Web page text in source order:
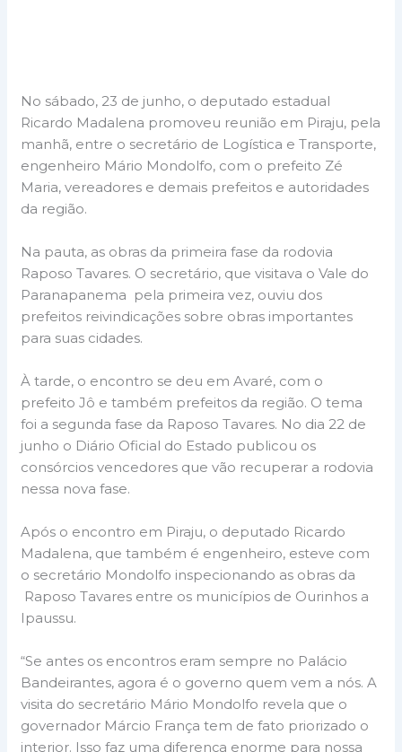
No sábado, 23 de junho, o deputado estadual
Ricardo Madalena promoveu reunião em Piraju, pela
manhã, entre o secretário de Logística e Transporte,
engenheiro Mário Mondolfo, com o prefeito Zé
Maria, vereadores e demais prefeitos e autoridades
da região.
Na pauta, as obras da primeira fase da rodovia
Raposo Tavares. O secretário, que visitava o Vale do
Paranapanema pela primeira vez, ouviu dos
prefeitos reivindicações sobre obras importantes
para suas cidades.
À tarde, o encontro se deu em Avaré, com o
prefeito Jô e também prefeitos da região. O tema
foi a segunda fase da Raposo Tavares. No dia 22 de
junho o Diário Oficial do Estado publicou os
consórcios vencedores que vão recuperar a rodovia
nessa nova fase.
Após o encontro em Piraju, o deputado Ricardo
Madalena, que também é engenheiro, esteve com
o secretário Mondolfo inspecionando as obras da
Raposo Tavares entre os municípios de Ourinhos a
Ipaussu.
“Se antes os encontros eram sempre no Palácio
Bandeirantes, agora é o governo quem vem a nós. A
visita do secretário Mário Mondolfo revela que o
governador Márcio França tem de fato priorizado o
interior. Isso faz uma diferença enorme para nossa